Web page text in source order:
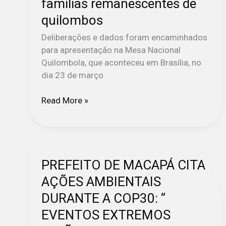
famílias remanescentes de
quilombos
Deliberações e dados foram encaminhados
para apresentação na Mesa Nacional
Quilombola, que aconteceu em Brasília, no
dia 23 de março
Read More »
PREFEITO DE MACAPÁ CITA
AÇÕES AMBIENTAIS
DURANTE A COP30: “
EVENTOS EXTREMOS
PREFEITO
DE
MACAPÁ
CITA
AÇÕES